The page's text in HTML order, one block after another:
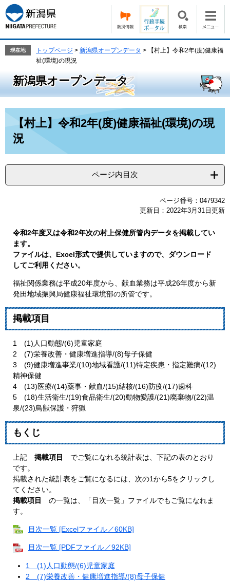
ー
ジ
の
す。
ニ
ュ
ー
現在地 トップページ > 新潟県オープンデータ >
【村上】令和2年(度)健康福
祉(環境)の現況
新潟県オープンデータ
【村上】令和2年(度)健康福祉(環境)の現
況
ページ内目次
ページ番号：0479342
更新日：2022年3月31日更新
令和2年度又は令和2年次の村上保健所管内データを掲載してい
ます。
ファイルは、Excel形式で提供していますので、ダウンロード
してご利用ください。
福祉関係業務は平成20年度から、献血業務は平成26年度から新
発田地域振興局健康福祉環境部の所管です。
掲載項目
1 (1)人口動態/(6)児童家庭
2 (7)栄養改善・健康増進指導/(8)母子保健
3 (9)健康増進事業/(10)地域看護/(11)特定疾患・指定難病/(12)
精神保健
4 (13)医療/(14)薬事・献血/(15)結核/(16)防疫/(17)歯科
5 (18)生活衛生/(19)食品衛生/(20)動物愛護/(21)廃棄物/(22)温
泉/(23)鳥獣保護・狩猟
もくじ
上記 掲載項目
でご覧になれる統計表は、下記の表のとおり
です。
掲載された統計表をご覧になるには、次の1から5をクリックし
てください。
掲載項目
の一覧は、「目次一覧」ファイルでもご覧になれま
す。
目次一覧 [Excelファイル／60KB]
目次一覧 [PDFファイル／92KB]
1 (1)人口動態/(6)児童家庭
2 (7)栄養改善・健康増進指導/(8)母子保健